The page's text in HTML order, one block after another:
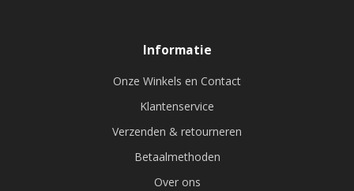
Informatie
Onze Winkels en Contact
Klantenservice
Verzenden & retourneren
Betaalmethoden
Over ons